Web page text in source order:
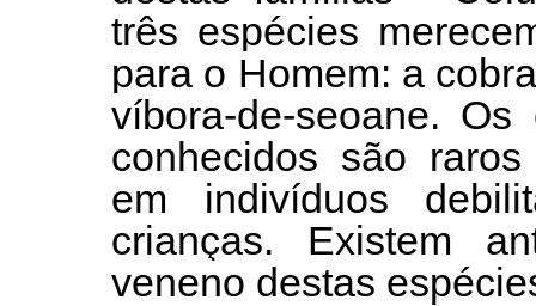
três espécies
para o Homem: a
víbora-de-seoane.
conhecidos são
em indivíduos
crianças. Existem
veneno destas